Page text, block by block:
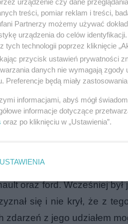
prowadzą sprawę
samochodów.
się w szukaniu
wcześniej „sprawcy”.
sprowokować
auta, którymi się
uczestniczyły już w
OC „sprawcy”, który z
głównie w
wyłudził ponad 20
oraz ford. Wcześniej
się i nie krył, że z
z jego udziałem
treści, pomiar reklam i treści,
Partnerzy możemy używać
urządzenia do celów
tych technologii poprzez kliknięcie
przycisk ustawień prywatności
danych nie wymagają
Preferencje będą miały
informacjami, abyś mógł
informacje dotyczące
oraz po kliknięciu w „Ustawienia”.
USTAWIENIA